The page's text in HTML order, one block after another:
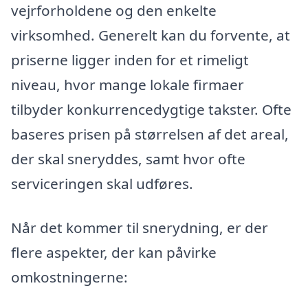
vejrforholdene og den enkelte
virksomhed. Generelt kan du forvente, at
priserne ligger inden for et rimeligt
niveau, hvor mange lokale firmaer
tilbyder konkurrencedygtige takster. Ofte
baseres prisen på størrelsen af det areal,
der skal sneryddes, samt hvor ofte
serviceringen skal udføres.
Når det kommer til snerydning, er der
flere aspekter, der kan påvirke
omkostningerne: